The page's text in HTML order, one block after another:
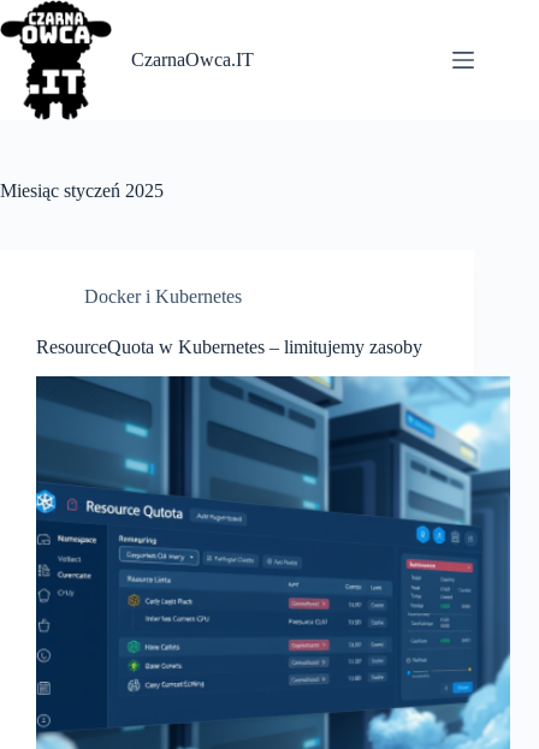
Skip
to
content
CzarnaOwca.IT
Miesiąc styczeń 2025
Docker i Kubernetes
ResourceQuota w Kubernetes – limitujemy zasoby